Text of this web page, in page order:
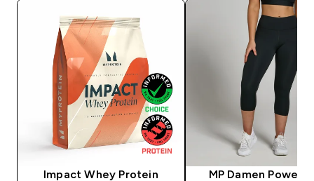
Impact Whey Protein
MP Damen Power